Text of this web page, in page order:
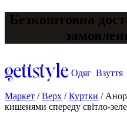
Безкоштовна
Одяг Взуття
Маркет /Верх /Куртки /
кишенями спереду світло-